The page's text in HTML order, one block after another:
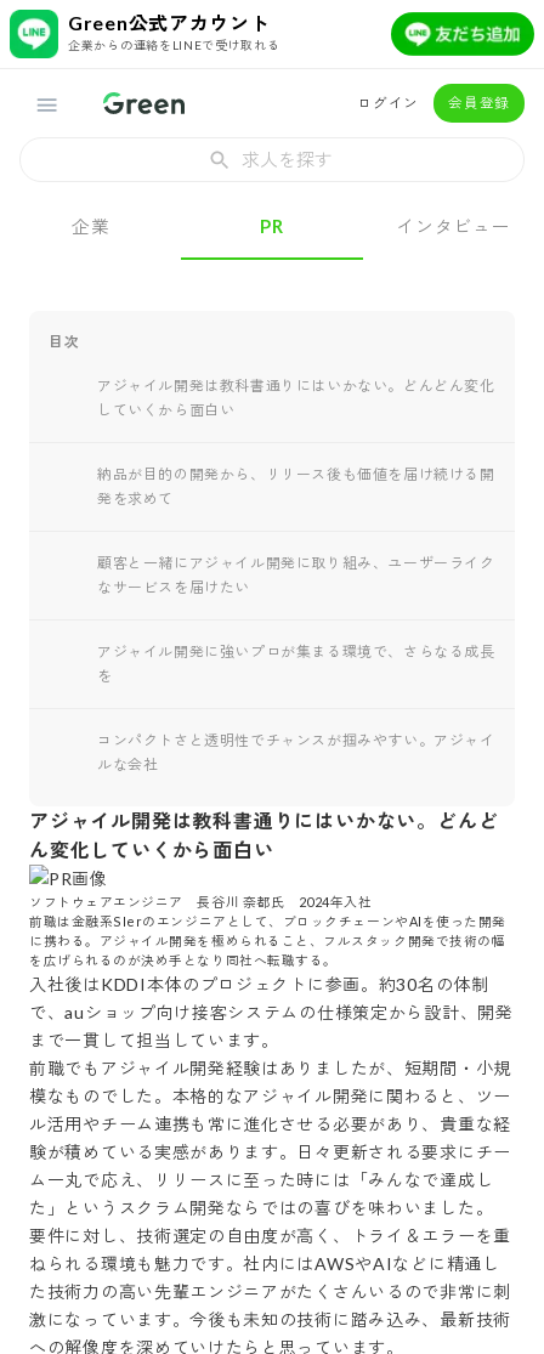
Green公式アカウント
企業からの連絡をLINEで受け取れる
ログイン 会員登録
求人を探す
企業 PR インタビュー
目次
アジャイル開発は教科書通りにはいかない。どんどん変化
していくから面白い
納品が目的の開発から、リリース後も価値を届け続ける開
発を求めて
顧客と一緒にアジャイル開発に取り組み、ユーザーライク
なサービスを届けたい
アジャイル開発に強いプロが集まる環境で、さらなる成長
を
コンパクトさと透明性でチャンスが掴みやすい。アジャイ
ルな会社
アジャイル開発は教科書通りにはいかない。どんど
ん変化していくから面白い
ソフトウェアエンジニア　長谷川 奈都氏　2024年入社
前職は金融系SIerのエンジニアとして、ブロックチェーンやAIを使った開発
に携わる。アジャイル開発を極められること、フルスタック開発で技術の幅
入社後はKDDI本体のプロジェクトに参画。約30名の体制
で、auショップ向け接客システムの仕様策定から設計、開発
まで一貫して担当しています。
前職でもアジャイル開発経験はありましたが、短期間・小規
模なものでした。本格的なアジャイル開発に関わると、ツー
ル活用やチーム連携も常に進化させる必要があり、貴重な経
験が積めている実感があります。日々更新される要求にチー
ム一丸で応え、リリースに至った時には「みんなで達成し
た」というスクラム開発ならではの喜びを味わいました。
要件に対し、技術選定の自由度が高く、トライ＆エラーを重
ねられる環境も魅力です。社内にはAWSやAIなどに精通し
た技術力の高い先輩エンジニアがたくさんいるので非常に刺
激になっています。今後も未知の技術に踏み込み、最新技術